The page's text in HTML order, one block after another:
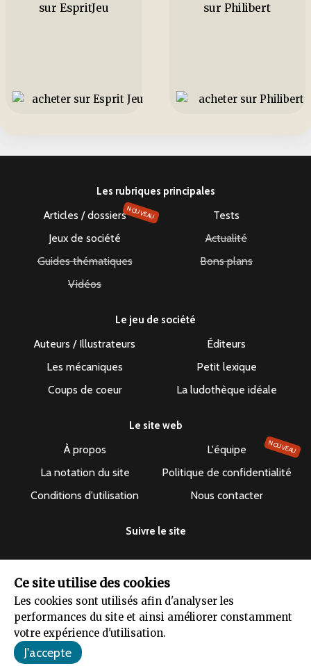
Ce site utilise des cookies
Les cookies sont utilisés afin d'analyser les
performances du site et ainsi améliorer constamment
votre expérience d'utilisation.
sur EspritJeu
sur Philibert
Les rubriques principales
Articles / dossiersNOUVEAU
Tests
Jeux de société
Actualité
Guides thématiques
Bons plans
Vidéos
Le jeu de société
Auteurs / Illustrateurs
Éditeurs
Les mécaniques
Petit lexique
Coups de coeur
La ludothèque idéale
Le site web
À propos L'équipe NOUVEAU
La notation du site
Politique de confidentialité
Conditions d'utilisation
Nous contacter
Suivre le site
Le dépuncheur ©2019-2026 - Tous droits réservés